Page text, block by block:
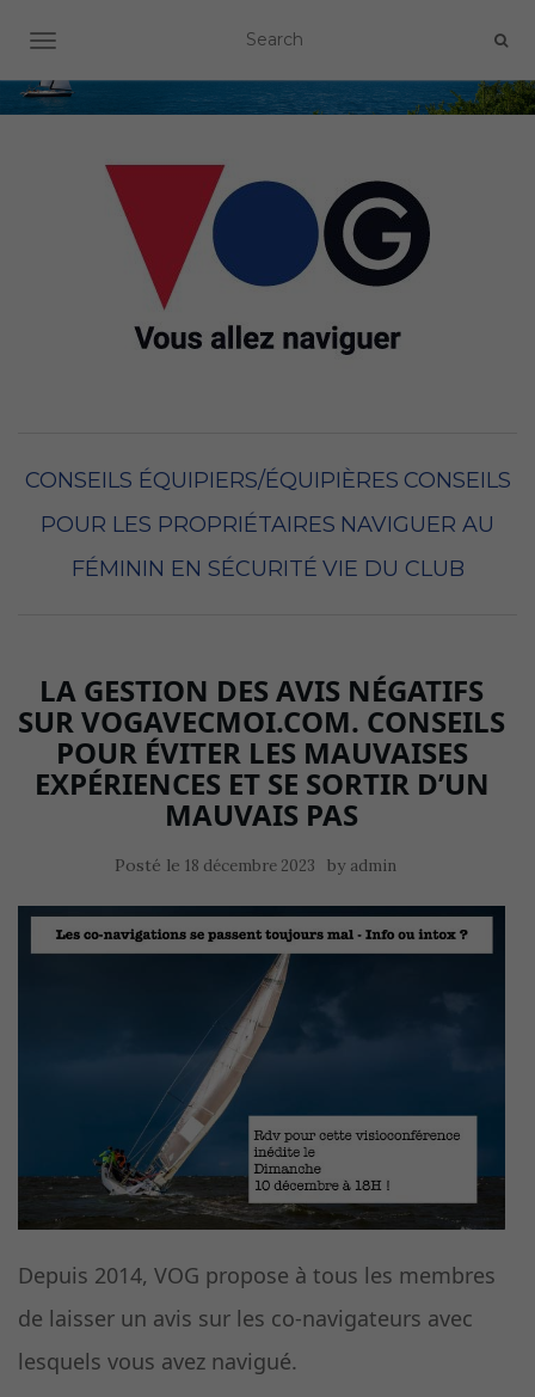
OUVRIR/FERMER LA NAVIGATION
CONSEILS ÉQUIPIERS/ÉQUIPIÈRES CONSEILS
POUR LES PROPRIÉTAIRES NAVIGUER AU
FÉMININ EN SÉCURITÉ VIE DU CLUB
LA GESTION DES AVIS NÉGATIFS
SUR VOGAVECMOI.COM. CONSEILS
POUR ÉVITER LES MAUVAISES
EXPÉRIENCES ET SE SORTIR D’UN
MAUVAIS PAS
Posté le 18 décembre 2023 by admin
Depuis 2014, VOG propose à tous les membres
de laisser un avis sur les co-navigateurs avec
lesquels vous avez navigué.